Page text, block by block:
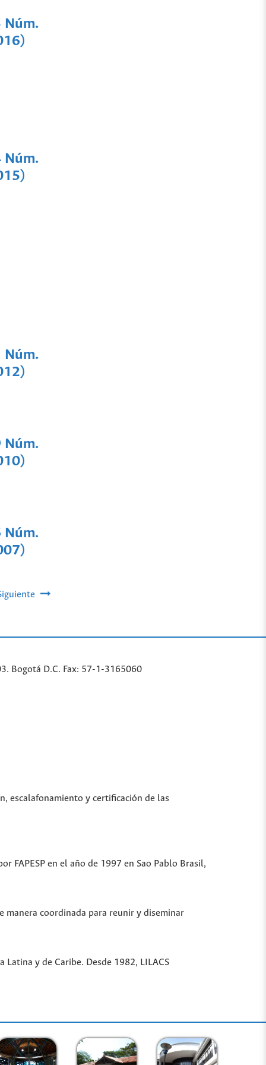
Núm.
Núm.
Núm.
Núm.
Núm.
Bogotá D.C. Fax: 57-1-3165060
escalafonamiento y certificación de las
FAPESP en el año de 1997 en Sao Pablo Brasil,
manera coordinada para reunir y diseminar
y de Caribe. Desde 1982, LILACS